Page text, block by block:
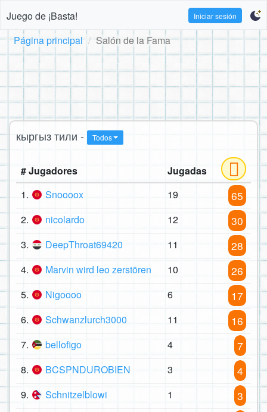
Juego de ¡Basta! Iniciar sesión
Página principal Salón de la Fama
кыргыз тили - Todos
# Jugadores
Jugadas
1.
Snoooox 19 65
2. nicolardo 12 30
3. DeepThroat69420 11 28
4. Marvin wird leo zerstören 10 26
5. Nigoooo 6 17
6. Schwanzlurch3000 11 16
7. bellofigo 4 7
8. BCSPNDUROBIEN 3 4
9. Schnitzelblowi 1 3